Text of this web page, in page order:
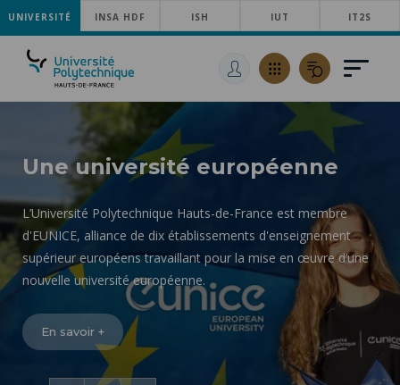
ACCÉDER
AU
MENU
PRINCIPAL
ALLER
AU
CONTENU
ACCÉDER
LA
RECHERCHE
UNIVERSITÉ INSA HDF ISH IUT IT2S
Une université européenne
L’Université Polytechnique Hauts-de-France est membre
d'EUNICE, alliance de dix établissements d'enseignement
supérieur européens travaillant pour la mise en œuvre d’une
nouvelle université européenne.
En savoir +